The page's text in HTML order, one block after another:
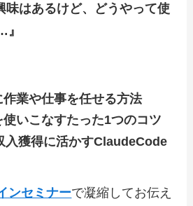
味はあるけど、どうやって使
作業や仕事を任せる方法
使いこなすたった1つのコツ
入獲得に活かすClaudeCode
ンセミナーで凝縮してお伝え